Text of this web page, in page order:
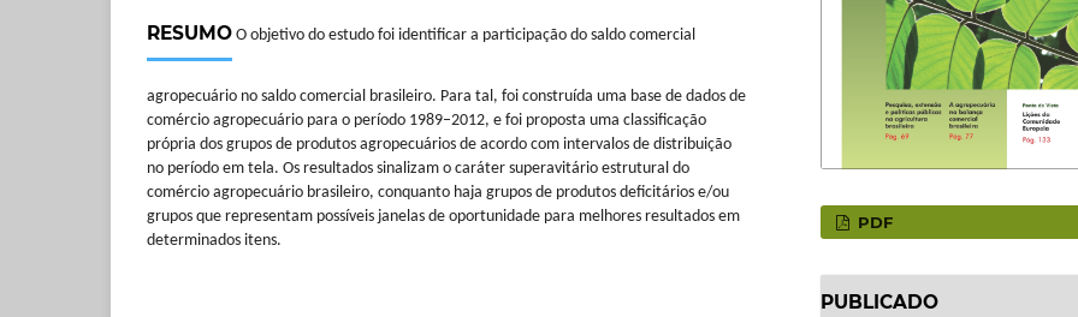
RESUMO O objetivo do estudo foi identificar a participação do saldo comercial
agropecuário no saldo comercial brasileiro. Para tal, foi construída uma base de dados de
comércio agropecuário para o período 1989–2012, e foi proposta uma classificação
própria dos grupos de produtos agropecuários de acordo com intervalos de distribuição
no período em tela. Os resultados sinalizam o caráter superavitário estrutural do
comércio agropecuário brasileiro, conquanto haja grupos de produtos deficitários e/ou
grupos que representam possíveis janelas de oportunidade para melhores resultados em
determinados itens.
PDF
PUBLICADO